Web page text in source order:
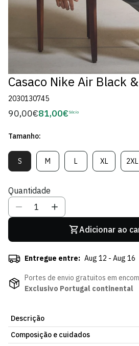
Casaco Nike Air Black
2030130745
Preço
90,00€Preço
Sócio
81,00€ Sócio
Tamanho:
SVariante
Esgotada
Indisponível
MVariante
Esgotada
Indisponível
LVariante
Esgotada
XLVariante
Esgotada
2XL
Quantidade
Adicionar ao
Entregue entre: Aug 12 - Aug 16
Portes de envio gratuitos em
Exclusivo Portugal continental
Descrição
Casaco Nike Air Black & White, com o
Composição e cuidados